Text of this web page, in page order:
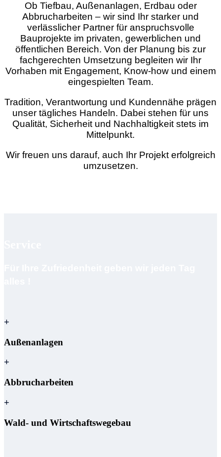
Ob Tiefbau, Außenanlagen, Erdbau oder
Abbrucharbeiten – wir sind Ihr starker und
verlässlicher Partner für anspruchsvolle
Bauprojekte im privaten, gewerblichen und
öffentlichen Bereich. Von der Planung bis zur
fachgerechten Umsetzung begleiten wir Ihr
Vorhaben mit Engagement, Know-how und einem
eingespielten Team.
Tradition, Verantwortung und Kundennähe prägen
unser tägliches Handeln. Dabei stehen für uns
Qualität, Sicherheit und Nachhaltigkeit stets im
Mittelpunkt.
Wir freuen uns darauf, auch Ihr Projekt erfolgreich
umzusetzen.
+
Außenanlagen
+
Abbrucharbeiten
+
Wald- und Wirtschaftswegebau